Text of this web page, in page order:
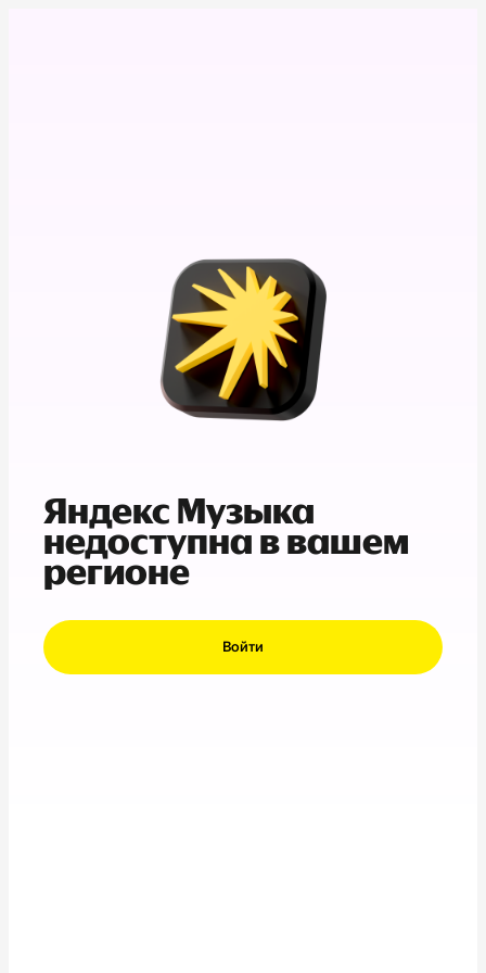
Яндекс Музыка
недоступна в вашем
регионе
Войти